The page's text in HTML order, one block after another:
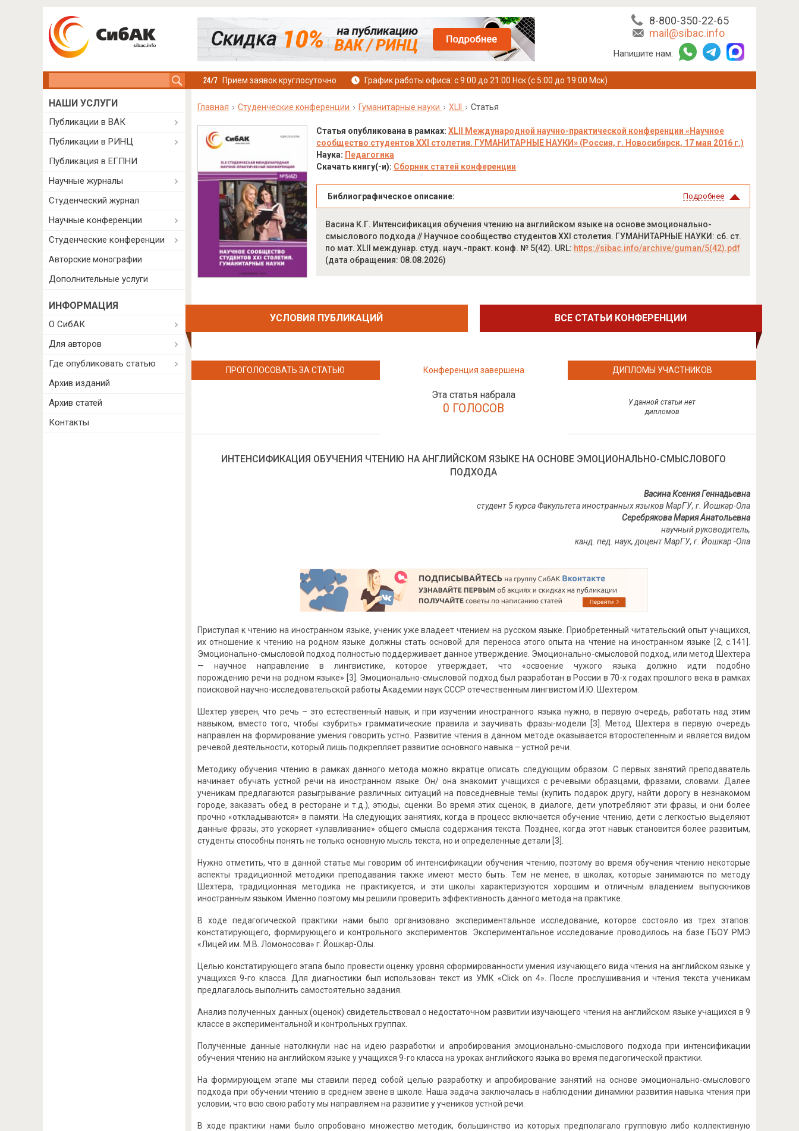
8-800-350-22-65
mail@sibac.info
Напишите нам:
Прием заявок круглосуточно График работы офиса: с 9:00 до 21:00 Нск (с 5:00 до 19:00 Мск)
Главная Студенческие конференции Гуманитарные науки XLII Статья
Статья опубликована в рамках: XLII Международной научно-практической конференции «Научное
сообщество студентов XXI столетия. ГУМАНИТАРНЫЕ НАУКИ» (Россия, г. Новосибирск, 17 мая 2016 г.)
Наука: Педагогика
Скачать книгу(-и): Сборник статей конференции
Библиографическое описание: Подробнее
Васина К.Г. Интенсификация обучения чтению на английском языке на основе эмоционально-
смыслового подхода // Научное сообщество студентов XXI столетия. ГУМАНИТАРНЫЕ НАУКИ: сб. ст.
по мат. XLII междунар. студ. науч.-практ. конф. № 5(42). URL: https://sibac.info/archive/guman/5(42).pdf
(дата обращения: 08.08.2026)
УСЛОВИЯ ПУБЛИКАЦИЙ ВСЕ СТАТЬИ КОНФЕРЕНЦИИ
ПРОГОЛОСОВАТЬ ЗА СТАТЬЮ Конференция завершена
Эта статья набрала
0 ГОЛОСОВ
ДИПЛОМЫ УЧАСТНИКОВ
У данной статьи нет
дипломов
ИНТЕНСИФИКАЦИЯ ОБУЧЕНИЯ ЧТЕНИЮ НА АНГЛИЙСКОМ ЯЗЫКЕ НА ОСНОВЕ ЭМОЦИОНАЛЬНО-СМЫСЛОВОГО
ПОДХОДА
Васина Ксения Геннадьевна
студент 5 курса Факультета иностранных языков МарГУ, г. Йошкар-Ола
Серебрякова Мария Анатольевна
научный руководитель,
канд. пед. наук, доцент МарГУ, г. Йошкар -Ола
Приступая к чтению на иностранном языке, ученик уже владеет чтением на русском языке. Приобретенный читательский опыт учащихся,
их отношение к чтению на родном языке должны стать основой для переноса этого опыта на чтение на иностранном языке [2, с.141].
Эмоционально-смысловой подход полностью поддерживает данное утверждение. Эмоционально-смысловой подход, или метод Шехтера
— научное направление в лингвистике, которое утверждает, что «освоение чужого языка должно идти подобно
порождению речи на родном языке» [3]. Эмоционально-смысловой подход был разработан в России в 70-х годах прошлого века в рамках
поисковой научно-исследовательской работы Академии наук СССР отечественным лингвистом И.Ю. Шехтером.
Шехтер уверен, что речь – это естественный навык, и при изучении иностранного языка нужно, в первую очередь, работать над этим
навыком, вместо того, чтобы «зубрить» грамматические правила и заучивать фразы-модели [3]. Метод Шехтера в первую очередь
направлен на формирование умения говорить устно. Развитие чтения в данном методе оказывается второстепенным и является видом
речевой деятельности, который лишь подкрепляет развитие основного навыка – устной речи.
Методику обучения чтению в рамках данного метода можно вкратце описать следующим образом. С первых занятий преподаватель
начинает обучать устной речи на иностранном языке. Он/ она знакомит учащихся с речевыми образцами, фразами, словами. Далее
ученикам предлагаются разыгрывание различных ситуаций на повседневные темы (купить подарок другу, найти дорогу в незнакомом
городе, заказать обед в ресторане и т.д.), этюды, сценки. Во время этих сценок, в диалоге, дети употребляют эти фразы, и они более
прочно «откладываются» в памяти. На следующих занятиях, когда в процесс включается обучение чтению, дети с легкостью выделяют
данные фразы, это ускоряет «улавливание» общего смысла содержания текста. Позднее, когда этот навык становится более развитым,
студенты способны понять не только основную мысль текста, но и определенные детали [3].
Нужно отметить, что в данной статье мы говорим об интенсификации обучения чтению, поэтому во время обучения чтению некоторые
аспекты традиционной методики преподавания также имеют место быть. Тем не менее, в школах, которые занимаются по методу
Шехтера, традиционная методика не практикуется, и эти школы характеризуются хорошим и отличным владением выпускников
иностранным языком. Именно поэтому мы решили проверить эффективность данного метода на практике.
В ходе педагогической практики нами было организовано экспериментальное исследование, которое состояло из трех этапов:
констатирующего, формирующего и контрольного экспериментов. Экспериментальное исследование проводилось на базе ГБОУ РМЭ
«Лицей им. М.В. Ломоносова» г. Йошкар-Олы.
Целью констатирующего этапа было провести оценку уровня сформированности умения изучающего вида чтения на английском языке у
учащихся 9-го класса. Для диагностики был использован текст из УМК «Click on 4». После прослушивания и чтения текста ученикам
предлагалось выполнить самостоятельно задания.
Анализ полученных данных (оценок) свидетельствовал о недостаточном развитии изучающего чтения на английском языке учащихся в 9
классе в экспериментальной и контрольных группах.
Полученные данные натолкнули нас на идею разработки и апробирования эмоционально-смыслового подхода при интенсификации
обучения чтению на английском языке у учащихся 9-го класса на уроках английского языка во время педагогической практики.
На формирующем этапе мы ставили перед собой целью разработку и апробирование занятий на основе эмоционально-смыслового
подхода при обучении чтению в среднем звене в школе. Наша задача заключалась в наблюдении динамики развития навыка чтения при
условии, что всю свою работу мы направляем на развитие у учеников устной речи.
В ходе практики нами было опробовано множество методик, большинство из которых предполагало групповую либо коллективную
НАШИ УСЛУГИ
Публикации в ВАК
Публикации в РИНЦ
Публикация в ЕГПНИ
Научные журналы
Студенческий журнал
Научные конференции
Студенческие конференции
Авторские монографии
Дополнительные услуги
ИНФОРМАЦИЯ
О СибАК
Для авторов
Где опубликовать статью
Архив изданий
Архив статей
Контакты